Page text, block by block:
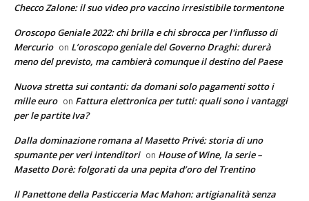
Checco Zalone: il suo video pro vaccino irresistibile tormentone
Oroscopo Geniale 2022: chi brilla e chi sbrocca per l'influsso di
Mercurio on L’oroscopo geniale del Governo Draghi: durerà
meno del previsto, ma cambierà comunque il destino del Paese
Nuova stretta sui contanti: da domani solo pagamenti sotto i
mille euro on Fattura elettronica per tutti: quali sono i vantaggi
per le partite Iva?
Dalla dominazione romana al Masetto Privé: storia di uno
spumante per veri intenditori on House of Wine, la serie –
Masetto Dorè: folgorati da una pepita d’oro del Trentino
Il Panettone della Pasticceria Mac Mahon: artigianalità senza